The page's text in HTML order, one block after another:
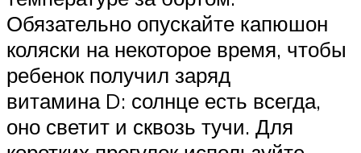
Обязательно опускайте капюшон
коляски на некоторое время, чтобы
ребенок получил заряд
витамина D: солнце есть всегда,
оно светит и сквозь тучи. Для